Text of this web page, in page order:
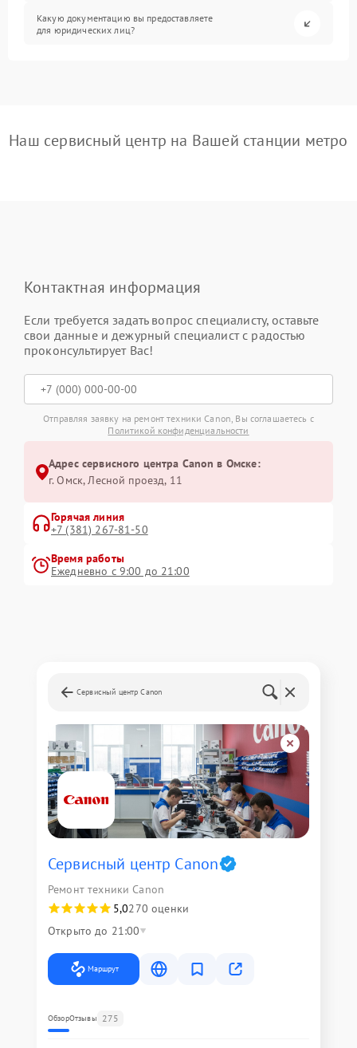
Какую документацию вы предоставляете
для юридических лиц?
Наш сервисный центр на Вашей станции метро
Контактная информация
Если требуется задать вопрос специалисту, оставьте
свои данные и дежурный специалист с радостью
проконсультирует Вас!
Отправляя заявку на ремонт техники Canon, Вы соглашаетесь с
Политикой конфиденциальности
Адрес сервисного центра Canon в Омске:
г. Омск, ​Лесной проезд, 11
Горячая линия
+7 (381) 267-81-50
Время работы
Ежедневно с 9:00 до 21:00
Сервисный центр Canon
Сервисный центр Canon
Ремонт техники Canon
5,0270 оценки
Открыто до 21:00
Маршрут
ОбзорОтзывы 275